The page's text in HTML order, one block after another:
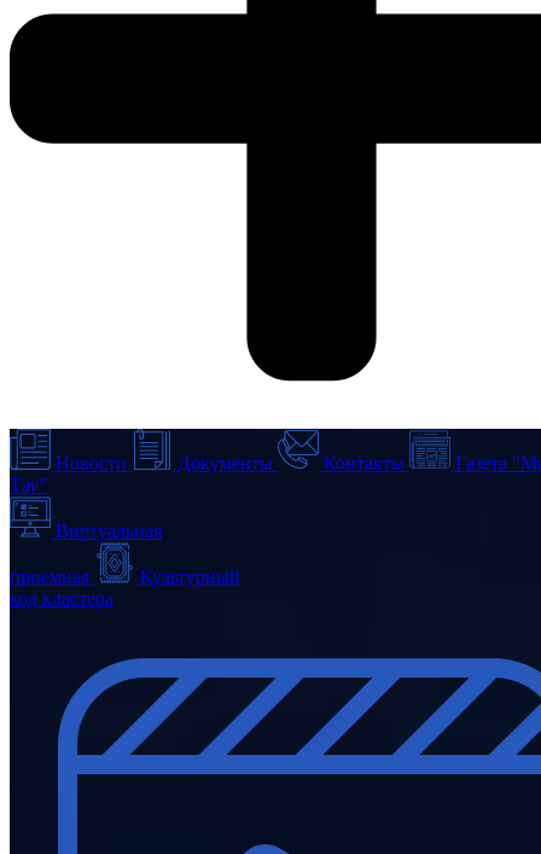
Новости Документы Контакты
Газета
Тау"
Виртуальная
приемная
Культурный
код кластера